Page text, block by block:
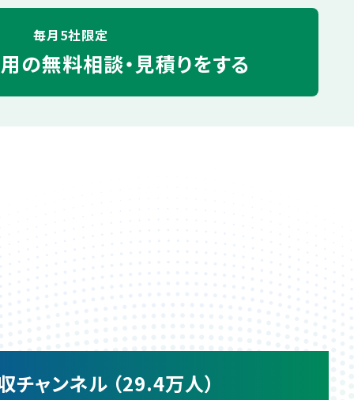
毎月5社限定
の無料相談・見積りをする
チャンネル （29.4万人）